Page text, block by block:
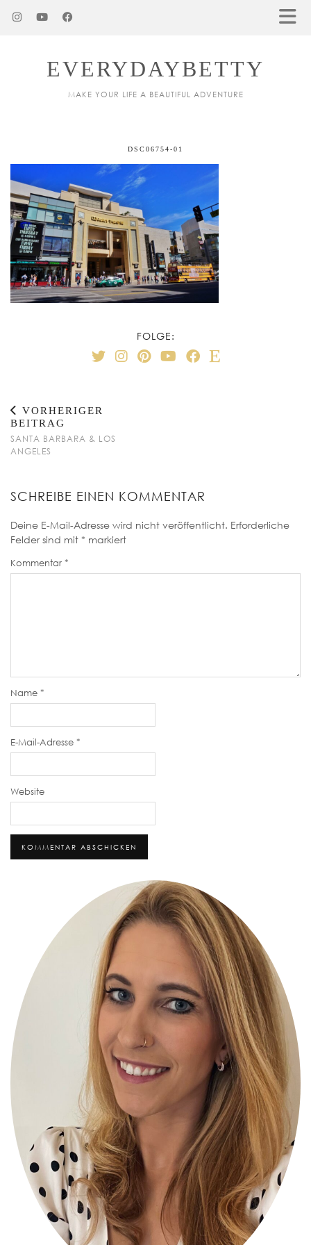
EVERYDAYBETTY
MAKE YOUR LIFE A BEAUTIFUL ADVENTURE
DSC06754-01
FOLGE:
VORHERIGER
BEITRAG
SANTA BARBARA & LOS
ANGELES
SCHREIBE EINEN KOMMENTAR
Deine E-Mail-Adresse wird nicht veröffentlicht. Erforderliche
Felder sind mit * markiert
Kommentar *
Name *
E-Mail-Adresse *
Website